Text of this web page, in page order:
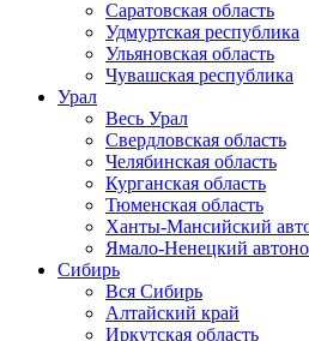
Саратовская область
Удмуртская республика
Ульяновская область
Чувашская республика
Урал
Весь Урал
Свердловская область
Челябинская область
Курганская область
Тюменская область
Ханты-Мансийский
Ямало-Ненецкий
Сибирь
Вся Сибирь
Алтайский край
Иркутская область